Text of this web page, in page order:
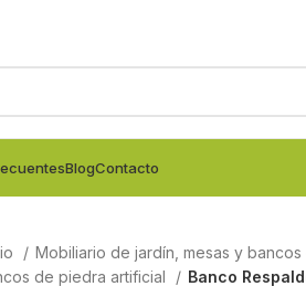
BlogContacto
Mobiliario de jardín, mesas y
de piedra artificial
Banco